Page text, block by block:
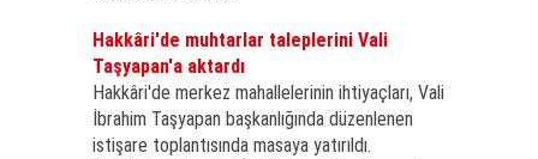
Hakkâri'de muhtarlar taleplerini Vali
Taşyapan'a aktardı
Hakkâri'de merkez mahallelerinin ihtiyaçları, Vali
İbrahim Taşyapan başkanlığında düzenlenen
istişare toplantısında masaya yatırıldı.